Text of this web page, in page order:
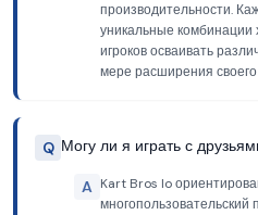
производительности.
уникальные комбинации
игроков осваивать
мере расширения своего
Q Могу ли я играть с
A Kart Bros Io
многопользовательский